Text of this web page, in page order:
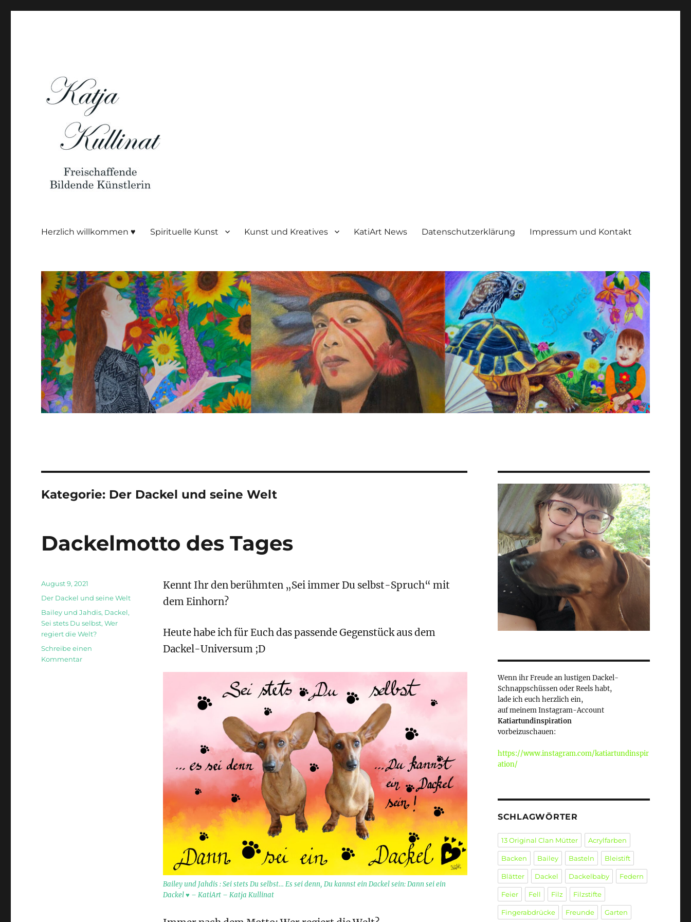
Herzlich willkommen ♥ Spirituelle Kunst Kunst und Kreatives KatiArt News Datenschutzerklärung Impressum und Kontakt
Kategorie: Der Dackel und seine Welt
Dackelmotto des Tages
Kennt Ihr den berühmten „Sei immer Du selbst-Spruch“ mit
dem Einhorn?
Heute habe ich für Euch das passende Gegenstück aus dem
Dackel-Universum ;D
Bailey und Jahdis : Sei stets Du selbst… Es sei denn, Du kannst ein Dackel sein: Dann sei ein
Dackel ♥ – KatiArt – Katja Kullinat
Veröffentlicht
August 9, 2021
Kategorien
Der Dackel und seine Welt
Schlagwörter
Bailey und Jahdis, Dackel,
Sei stets Du selbst,Wer
regiert die Welt?
Schreibe einen
Kommentarzu
Wenn ihr Freude an lustigen Dackel-
Schnappschüssen oder Reels habt,
lade ich euch herzlich ein,
auf meinem Instagram-Account
Katiartundinspiration
vorbeizuschauen:
https://www.instagram.com/katiartundinspir
ation/
SCHLAGWÖRTER
13 Original Clan Mütter Acrylfarben
Backen Bailey Basteln Bleistift
Blätter Dackel Dackelbaby Federn
Feier Fell Filz Filzstifte
Fingerabdrücke Freunde Garten